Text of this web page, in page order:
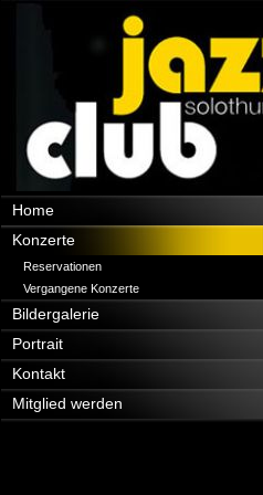
Navigation
überspringen
Home
Konzerte
Reservationen
Vergangene Konzerte
Bildergalerie
Portrait
Kontakt
Mitglied werden